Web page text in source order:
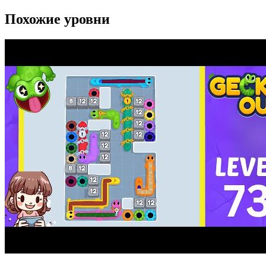
Похожие уровни